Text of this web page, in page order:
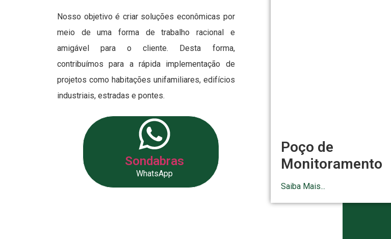
Nosso objetivo é criar soluções econômicas por
meio de uma forma de trabalho racional e
amigável para o cliente. Desta forma,
contribuímos para a rápida implementação de
projetos como habitações unifamiliares, edifícios
industriais, estradas e pontes.
Sondabras
WhatsApp
Poço de
Monitoramento
Saiba Mais...